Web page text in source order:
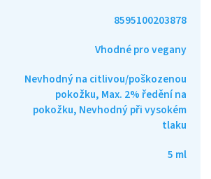
8595100203878
Vhodné pro vegany
Nevhodný na citlivou/poškozenou
pokožku, Max. 2% ředění na
pokožku, Nevhodný při vysokém
tlaku
5 ml